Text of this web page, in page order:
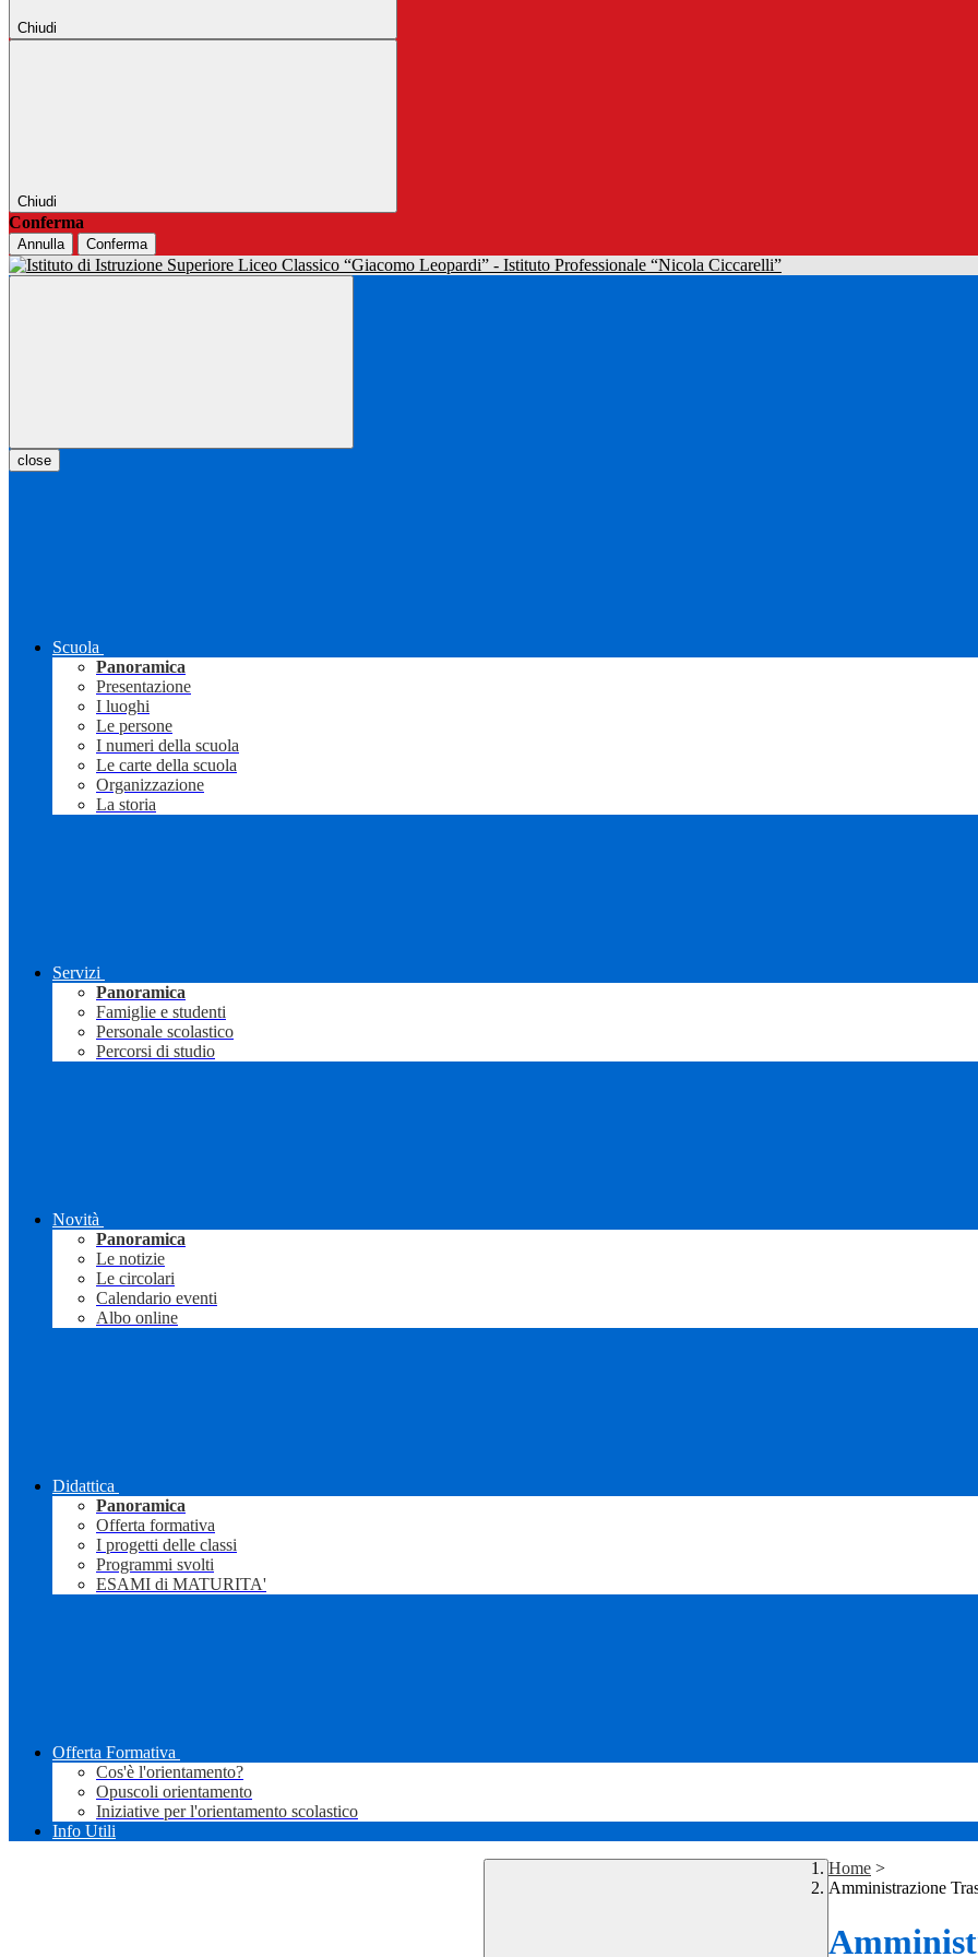
Chiudi
Chiudi
Conferma
Annulla Conferma
close
Scuola
Panoramica
Presentazione
I luoghi
Le persone
I numeri della scuola
Le carte della scuola
Organizzazione
La storia
Servizi
Panoramica
Famiglie e studenti
Personale scolastico
Percorsi di studio
Novità
Panoramica
Le notizie
Le circolari
Calendario eventi
Albo online
Didattica
Panoramica
Offerta formativa
I progetti delle classi
Programmi svolti
ESAMI di MATURITA'
Offerta Formativa
Cos'è l'orientamento?
Opuscoli orientamento
Iniziative per l'orientamento scolastico
Info Utili
Home >
Amministrazione